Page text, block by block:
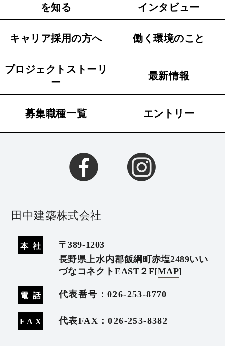
を知る
インタビュー
キャリア採用の方へ 働く環境のこと
プロジェクトストーリ
ー
最新情報
募集職種一覧 エントリー
田中建築株式会社
本社
〒389-1203
長野県上水内郡飯綱町赤塩2489いい
づなコネクトEAST２F[MAP]
電話 代表番号： 026-253-8770
FA X 代表FAX：026-253-8382